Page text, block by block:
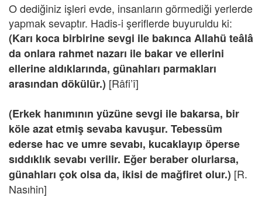
O dediğiniz işleri evde, insanların görmediği yerlerde
yapmak sevaptır. Hadis-i şeriflerde buyuruldu ki:
(Karı koca birbirine sevgi ile bakınca Allahü teâlâ
da onlara rahmet nazarı ile bakar ve ellerini
ellerine aldıklarında, günahları parmakları
arasından dökülür.) [Râfi’î]
(Erkek hanımının yüzüne sevgi ile bakarsa, bir
köle azat etmiş sevaba kavuşur. Tebessüm
ederse hac ve umre sevabı, kucaklayıp öperse
sıddıklık sevabı verilir. Eğer beraber olurlarsa,
günahları çok olsa da, ikisi de mağfiret olur.) [R.
Nasıhin]